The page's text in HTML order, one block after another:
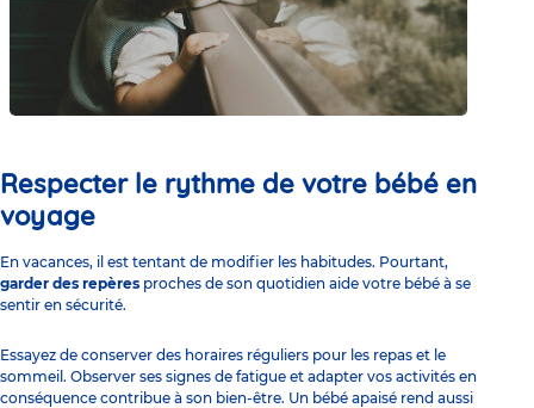
Respecter le rythme de votre bébé en
voyage
En vacances, il est tentant de modifier les habitudes. Pourtant,
garder des repères proches de son quotidien aide votre bébé à se
sentir en sécurité.
Essayez de conserver des horaires réguliers pour les repas et le
sommeil. Observer ses signes de fatigue et adapter vos activités en
conséquence contribue à son bien-être. Un bébé apaisé rend aussi